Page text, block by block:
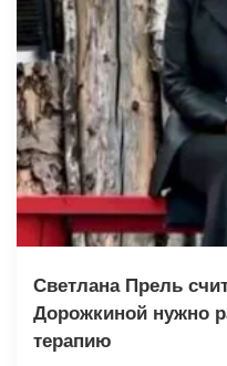
Светлана Прель
Дорожкиной нужно
терапию